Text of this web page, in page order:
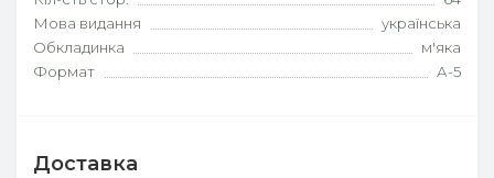
Мова видання
українська
Обкладинка
м'яка
Формат
А-5
Доставка